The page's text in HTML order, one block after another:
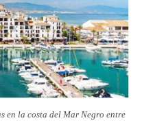
en la costa del Mar Negro entre